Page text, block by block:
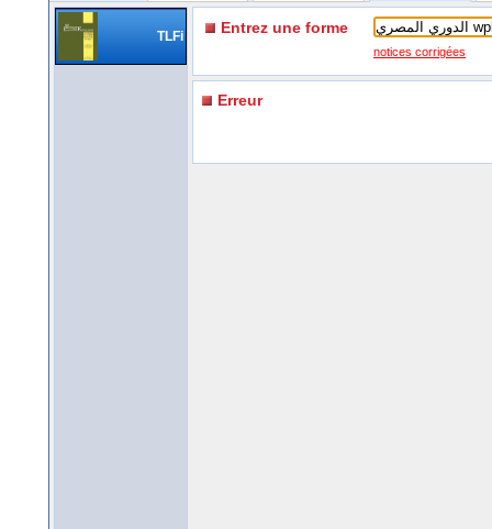
TLFi Entrez une forme
notices corrigées
Erreur